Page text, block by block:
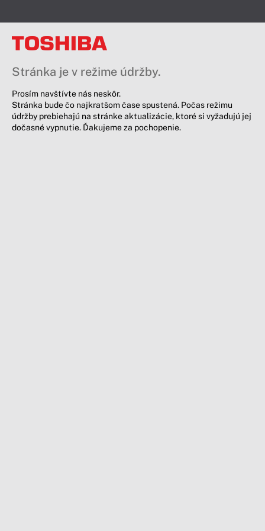
Stránka je v režime údržby.
Prosím navštívte nás neskôr.
Stránka bude čo najkratšom čase spustená. Počas režimu
údržby prebiehajú na stránke aktualizácie, ktoré si vyžadujú jej
dočasné vypnutie. Ďakujeme za pochopenie.